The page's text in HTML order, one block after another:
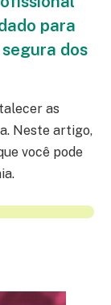
para
dos
as
Neste artigo,
você pode